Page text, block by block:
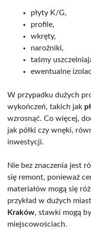
płyty K/G,
profile,
wkręty,
narożniki,
taśmy
ewentualne
W przypadku dużych
wykończeń, takich jak
wzrosnąć. Co więcej,
jak półki czy wnęki,
inwestycji.
Nie bez znaczenia jest
się remont, ponieważ
materiałów mogą się
przykład w dużych
Kraków, stawki mogą
miejscowościach.